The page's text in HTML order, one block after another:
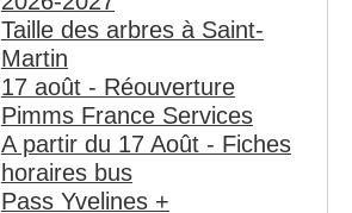
Taille des arbres à Saint-
Martin
17 août - Réouverture
Pimms France Services
A partir du 17 Août - Fiches
horaires bus
Pass Yvelines +